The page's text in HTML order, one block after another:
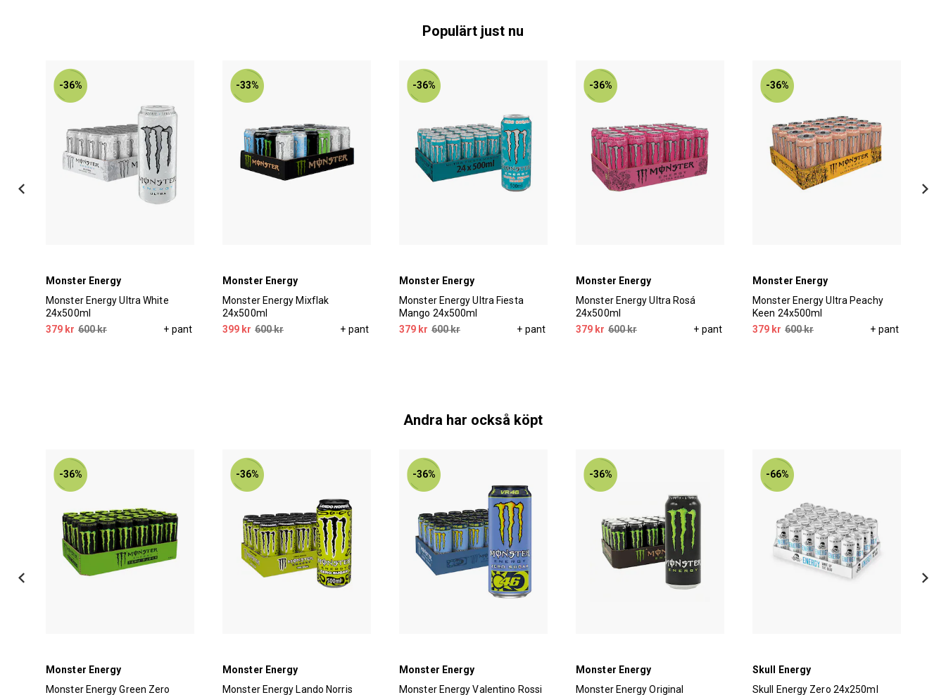
Populärt just nu
-36%
Monster Energy
Monster Energy Ultra White
24x500ml
379 kr 600 kr + pant
-33%
Monster Energy
Monster Energy Mixflak
24x500ml
399 kr 600 kr + pant
-36%
Monster Energy
Monster Energy Ultra Fiesta
Mango 24x500ml
379 kr 600 kr + pant
-36%
Monster Energy
Monster Energy Ultra Rosá
24x500ml
379 kr 600 kr + pant
-36%
Monster Energy
Monster Energy Ultra Peachy
Keen 24x500ml
379 kr 600 kr + pant
Andra har också köpt
-36%
Monster Energy
Monster Energy Green Zero
-36%
Monster Energy
Monster Energy Lando Norris
-36%
Monster Energy
Monster Energy Valentino Rossi
-36%
Monster Energy
Monster Energy Original
-66%
Skull Energy
Skull Energy Zero 24x250ml